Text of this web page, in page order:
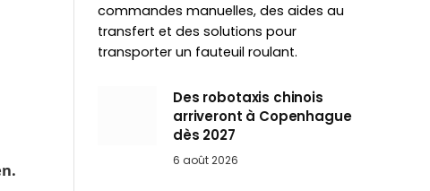
commandes manuelles, des aides au
transfert et des solutions pour
transporter un fauteuil roulant.
Des robotaxis chinois
arriveront à Copenhague
dès 2027
6 août 2026